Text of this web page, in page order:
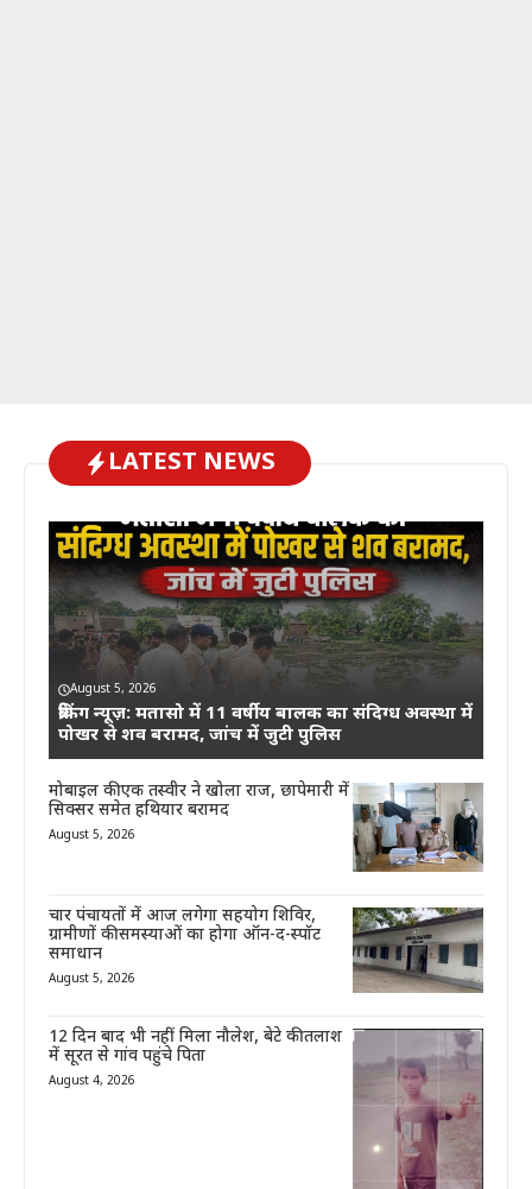
LATEST NEWS
August 5, 2026
ब्रेकिंग न्यूज़: मतासो में 11 वर्षीय बालक का संदिग्ध अवस्था में
पोखर से शव बरामद, जांच में जुटी पुलिस
मोबाइल की एक तस्वीर ने खोला राज, छापेमारी में
सिक्सर समेत हथियार बरामद
August 5, 2026
चार पंचायतों में आज लगेगा सहयोग शिविर,
ग्रामीणों की समस्याओं का होगा ऑन-द-स्पॉट
समाधान
August 5, 2026
12 दिन बाद भी नहीं मिला नौलेश, बेटे की तलाश
में सूरत से गांव पहुंचे पिता
August 4, 2026